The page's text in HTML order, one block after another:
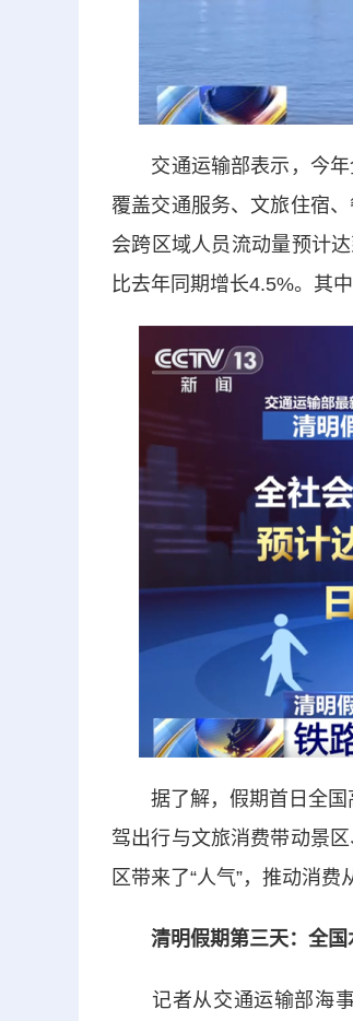
交通运输部表示，今年
覆盖交通服务、文旅住宿
会跨区域人员流动量预计
比去年同期增长4.5%。其
据了解，假期首日全国
驾出行与文旅消费带动景
区带来了“人气”，推动消费
清明假期第三天：全国
记者从交通运输部海事